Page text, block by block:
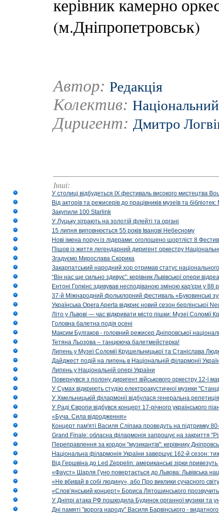
керівник камерно
(м.Дніпропетровськ)
Автор: Редакція
Колектив:
Диригент: Дмитро
Інші:
У столиці відбудеться IX фестиваль високого мистецтва
Від акторів та режисерів до працівників музеїв та
Закупили 100 Starlink
У Луцьку зіграють на золотій флейті та органі
15 липня виповнюється 55 років Іванові Небесному
Нові імена поруч із лідерами: оголошено шортліст 8
Пішов із життя легендарний диригент оркестру
Згадуємо Мирослава Скорика
Закарпатський народний хор отримав статус національного
“Він нас ще сильно здивує”: керівник Львівської опери
Ентоні Гопкінс здивував несподіваною зміною кар'єри у 88
37-й Міжнародний фольклорний фестиваль «Буковинські
Українська Opera Aperta відкриє новий сезон берлінської
Літо у Львові — час відкривати місто пішки: Музеї Соломії
Головна балетна подія осені
Максим Булгаков - головний режисер Дніпровської
Тетяна Льозова – танцююча балетмейстерка!
Липень у Музеї Соломії Крушельницької та Станіслава
Дайджест подій на липень в Національній філармонії
Липень у Національній опері України
Повернувся з полону диригент військового оркестру 12-ї
У Сумах відкриють студію електроакустичної музики
У Хмельницькій філармонії відбулася генеральна
У Раді Європи відбувся концерт 17-річного українського
«Буча. Сила відродження»
Концерт пам'яті Василя Сліпака проведуть на підтримку
Grand Finale: обласна філармонія запрошує на закриття
Переправлення за кордон "музикантів": керівнику
Національна філармонія України завершує 162-й сезон:
Від Гершвіна до Led Zeppelin: американські зірки
«Фауст» Шарля Гуно повертається до Львова: Львівська
«Не вбивай в собі людину», або Про виклики сучасного світу
«Слов’янський концерт» Бориса Лятошинського
У Дніпрі атака РФ пошкодила Будинок органної музики та
Дні памяті "ворога народу" Василя Барвінського -